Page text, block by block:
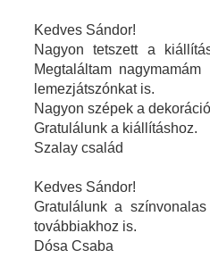
Kedves Sándor!
Nagyon tetszett a
Megtaláltam
lemezjátszónkat is.
Nagyon szépek a
Gratulálunk a kiállításhoz.
Szalay család
Kedves Sándor!
Gratulálunk a
továbbiakhoz is.
Dósa Csaba